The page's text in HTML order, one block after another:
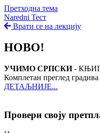
Претходна тема
Naredni Тест
Врати се на лекцију
НОВО!
УЧИМО СРПСКИ-
Комплетан преглед
ДЕТАЉНИЈЕ...
Провери своју